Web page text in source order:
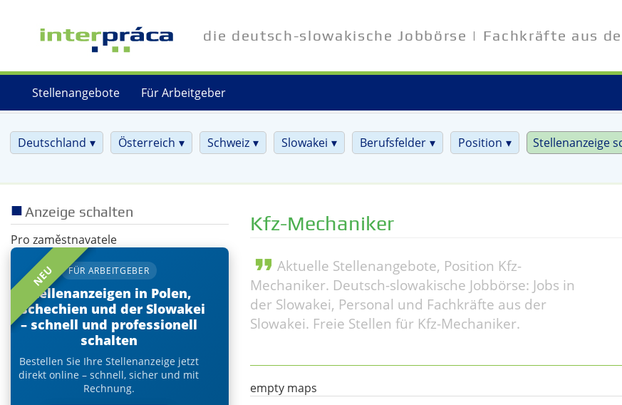
die deutsch-slowakische Jobbörse | Fachkräfte aus
Stellenangebote Für Arbeitgeber
Deutschland Österreich Schweiz Slowakei Berufsfelder Position Stellenanzeige
Anzeige schalten
Pro zaměstnavatele
NEU FÜR ARBEITGEBER
Stellenanzeigen in Polen,
Tschechien und der Slowakei
– schnell und professionell
schalten
Bestellen Sie Ihre Stellenanzeige jetzt
direkt online – schnell, sicher und mit
Rechnung.
Kfz-Mechaniker
format_quote Aktuelle Stellenangebote, Position Kfz-
Mechaniker. Deutsch-slowakische Jobbörse: Jobs in
der Slowakei, Personal und Fachkräfte aus der
Slowakei. Freie Stellen für Kfz-Mechaniker.
empty maps